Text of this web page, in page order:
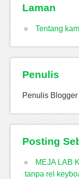
Laman
Tentang
Penulis
Penulis Blogger
Posting
MEJA LAB
tanpa rel